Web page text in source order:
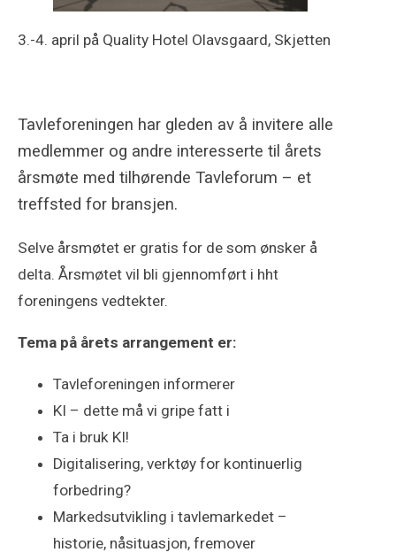
3.-4. april på Quality Hotel Olavsgaard, Skjetten
Tavleforeningen har gleden av å invitere alle
medlemmer og andre interesserte til årets
årsmøte med tilhørende Tavleforum – et
treffsted for bransjen.
Selve årsmøtet er gratis for de som ønsker å
delta. Årsmøtet vil bli gjennomført i hht
foreningens vedtekter.
Tema på årets arrangement er:
Tavleforeningen informerer
KI – dette må vi gripe fatt i
Ta i bruk KI!
Digitalisering, verktøy for kontinuerlig
forbedring?
Markedsutvikling i tavlemarkedet –
historie, nåsituasjon, fremover